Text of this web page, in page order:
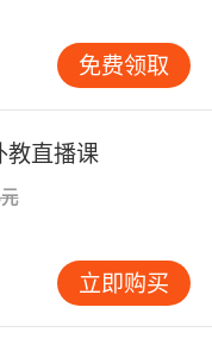
螺旋上升"课程模
器人搭建对
设置"weather
对比分析理
质
免费领取
教直播课
立即购买